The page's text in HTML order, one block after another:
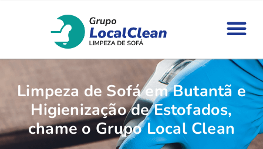
Limpeza de Sofá em Butantã e
Higienização de Estofados,
chame o Grupo Local Clean